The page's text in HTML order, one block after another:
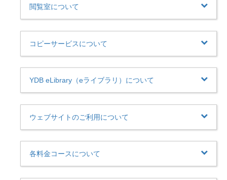
閲覧室について
コピーサービスについて
YDB eLibrary（eライブラリ）について
ウェブサイトのご利用について
各料金コースについて